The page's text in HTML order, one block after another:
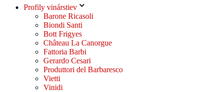
Profily vinárstiev
Barone Ricasoli
Biondi Santi
Bott Frigyes
Château La Canorgue
Fattoria Barbi
Gerardo Cesari
Produttori del Barbaresco
Vietti
Vinidi